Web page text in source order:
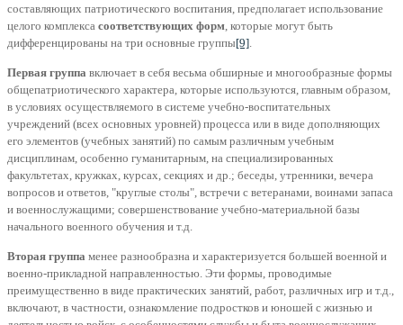
составляющих патриотического воспитания, предполагает использование
целого комплекса соответствующих форм , которые могут быть
дифференцированы на три основные группы[9]
Первая группа включает в себя весьма обширные и многообразные формы
общепатриотического характера, которые используются, главным образом,
в условиях осуществляемого в системе учебно-воспитательных
учреждений (всех основных уровней) процесса или в виде дополняющих
его элементов (учебных занятий) по самым различным учебным
дисциплинам, особенно гуманитарным, на специализированных
факультетах, кружках, курсах, секциях и др.; беседы, утренники, вечера
вопросов и ответов, "круглые столы", встречи с ветеранами, воинами запаса
и военнослужащими; совершенствование учебно-материальной базы
начального военного обучения и т.д.
Вторая группа менее разнообразна и характеризуется большей военной и
военно-прикладной направленностью. Эти формы, проводимые
преимущественно в виде практических занятий, работ, различных игр и т.д.,
включают, в частности, ознакомление подростков и юношей с жизнью и